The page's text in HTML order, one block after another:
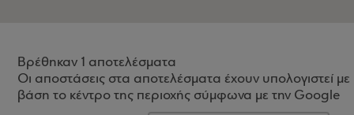
Βρέθηκαν 1 αποτελέσματα
Οι αποστάσεις στα αποτελέσματα έχουν υπολογιστεί με
βάση το κέντρο της περιοχής σύμφωνα με την Google